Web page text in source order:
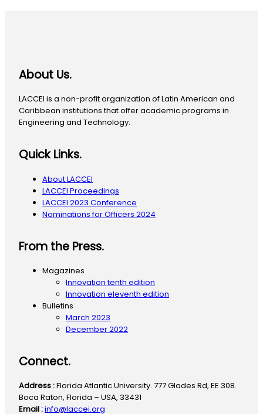
About Us.
LACCEI is a non-profit organization of Latin American and
Caribbean institutions that offer academic programs in
Engineering and Technology.
Quick Links.
About LACCEI
LACCEI Proceedings
LACCEI 2023 Conference
Nominations for Officers 2024
From the Press.
Magazines
Innovation tenth edition
Innovation eleventh edition
Bulletins
March 2023
December 2022
Connect.
Address :Florida Atlantic University. 777 Glades Rd, EE 308.
Boca Raton, Florida – USA, 33431
Email :info@laccei.org